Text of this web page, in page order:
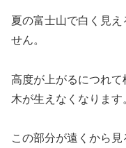
夏の富士山で白く見
せん。
高度が上がるにつれ
木が生えなくなります
この部分が遠くから見